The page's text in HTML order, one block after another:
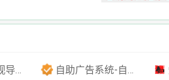
影站收录 自助广告系统-自助广告源码-自助投放广告插件